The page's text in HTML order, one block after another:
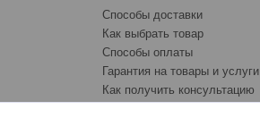
Способы доставки
Как выбрать товар
Способы оплаты
Гарантия на товары и услуги
Как получить консультацию